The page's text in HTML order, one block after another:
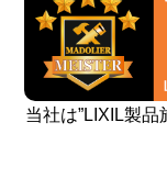
当社は”LIXIL製